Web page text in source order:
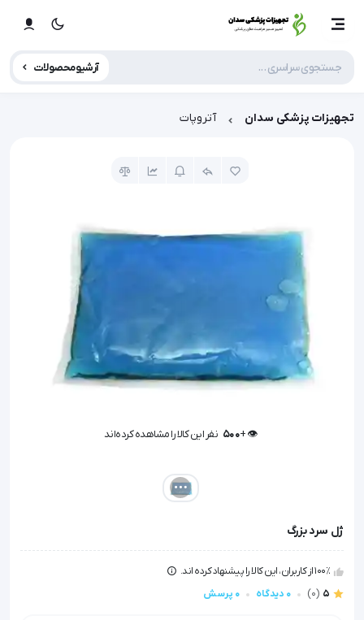
آرشیو محصولات
تجهیزات پزشکی سدان آتروپات
👁️ +
500 نفر این کالا را مشاهده کرده‌اند
ژل سرد بزرگ
100٪ از کاربران، این کالا را پیشنهاد کرده اند.
5
(0) 0 دیدگاه 0 پرسش